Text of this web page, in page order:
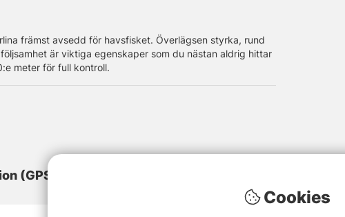
främst avsedd för havsfisket. Överlägsen styrka, rund
är viktiga egenskaper som du nästan aldrig hittar
meter för full kontroll.
(GPSR)
Cookies